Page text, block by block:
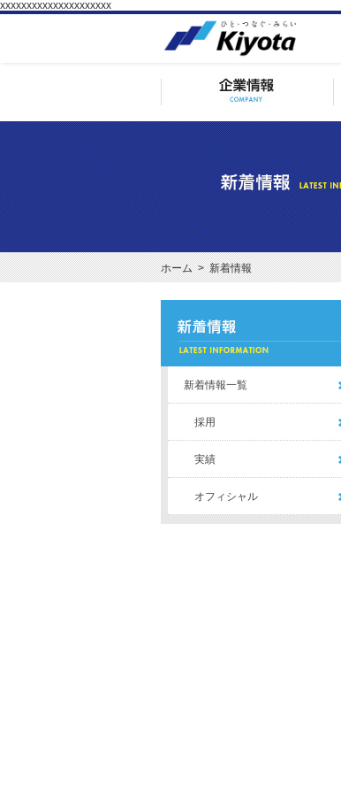
xxxxxxxxxxxxxxxxxxxxx
ホーム> 新着情報
新着情報一覧
採用
実績
オフィシャル